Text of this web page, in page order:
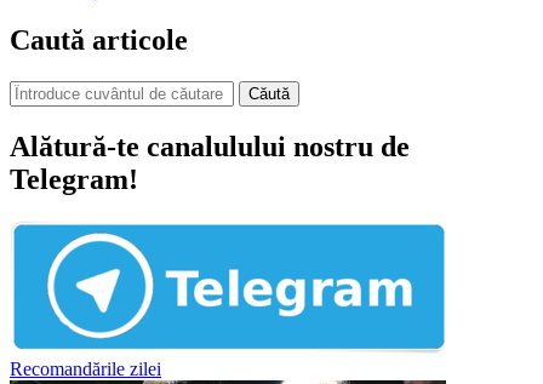
Caută articole
Căută
Alătură-te canalulului nostru de
Telegram!
Recomandările zilei